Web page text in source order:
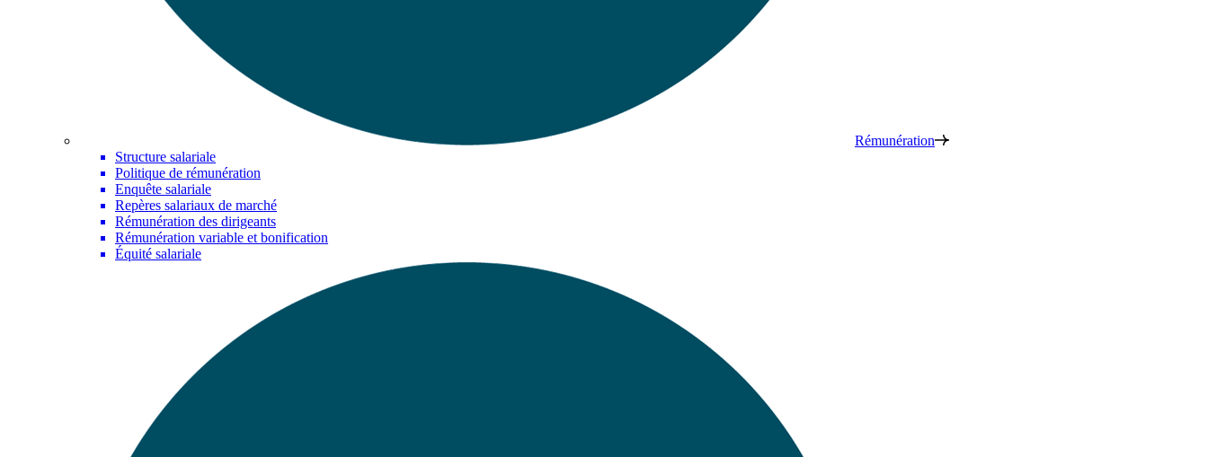
Rémunération
Structure salariale
Politique de rémunération
Enquête salariale
Repères salariaux de marché
Rémunération des dirigeants
Rémunération variable et bonification
Équité salariale